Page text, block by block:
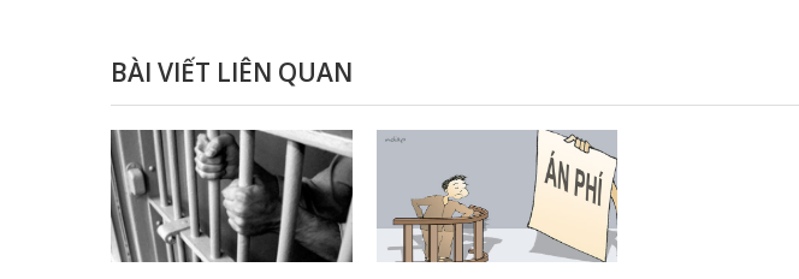
BÀI VIẾT LIÊN QUAN